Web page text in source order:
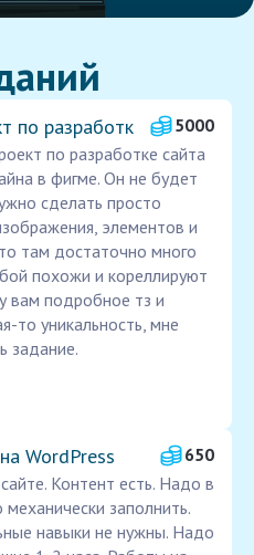
по разработк
5000
по разработке сайта
в фигме. Он не будет
сделать просто
элементов и
там достаточно много
похожи и кореллируют
вам подробное тз и
то уникальность, мне
задание.
WordPress
650
Контент есть. Надо в
заполнить.
навыки не нужны. Надо